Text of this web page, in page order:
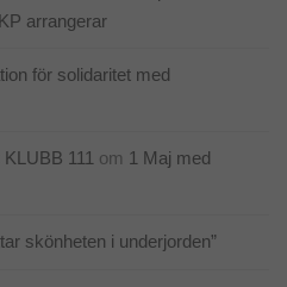
arrangerar
för solidaritet med
111 om 1 Maj med
skönheten i underjorden”